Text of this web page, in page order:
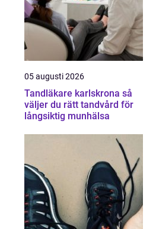
05 augusti 2026
Tandläkare karlskrona så
väljer du rätt tandvård för
långsiktig munhälsa